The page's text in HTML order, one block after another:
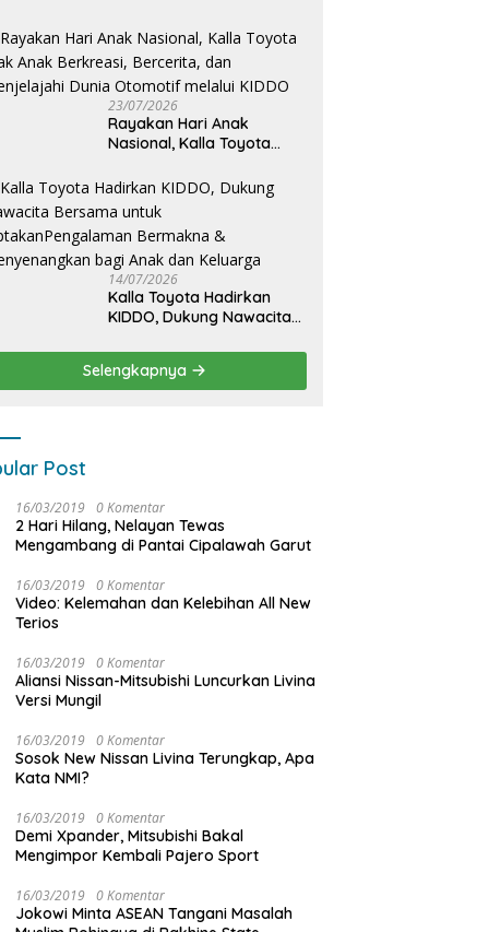
Paling Efisien
23/07/2026
Rayakan Hari Anak
Nasional, Kalla Toyota
Bercerita, dan Menjelajahi
Dunia Otomotif melalui
KIDDO
14/07/2026
Kalla Toyota Hadirkan
KIDDO, Dukung Nawacita
CiptakanPengalaman
Bermakna &
Menyenangkan bagi Anak
Selengkapnya
Post
16/03/2019 0 Komentar
2 Hari Hilang, Nelayan Tewas
Mengambang di Pantai Cipalawah Garut
16/03/2019 0 Komentar
Video: Kelemahan dan Kelebihan All New
Terios
16/03/2019 0 Komentar
Aliansi Nissan-Mitsubishi Luncurkan Livina
Versi Mungil
16/03/2019 0 Komentar
Sosok New Nissan Livina Terungkap, Apa
Kata NMI?
16/03/2019 0 Komentar
Demi Xpander, Mitsubishi Bakal
Mengimpor Kembali Pajero Sport
16/03/2019 0 Komentar
Jokowi Minta ASEAN Tangani Masalah